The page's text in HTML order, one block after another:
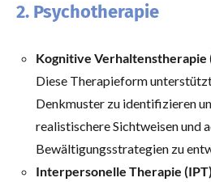
2. Psychotherapie
Kognitive Verhaltenstherapie
Diese Therapieform
Denkmuster zu identifizieren
realistischere Sichtweisen und
Bewältigungsstrategien zu
Interpersonelle Therapie